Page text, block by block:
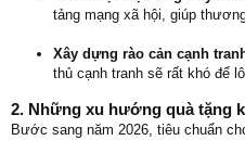
tảng mạng xã hội, giúp
Xây dựng rào cản cạnh
thủ cạnh tranh sẽ rất khó để
2. Những xu hướng quà tặng
Bước sang năm 2026, tiêu chuẩn